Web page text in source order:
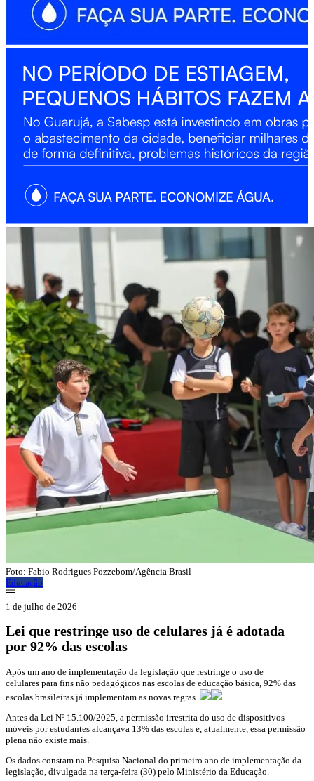
Foto: Fabio Rodrigues Pozzebom/Agência Brasil
Educação
1 de julho de 2026
Lei que restringe uso de celulares já é adotada
por 92% das escolas
Após um ano de implementação da legislação que restringe o uso de
celulares para fins não pedagógicos nas escolas de educação básica, 92% das
escolas brasileiras já implementam as novas regras.
Antes da Lei Nº 15.100/2025, a permissão irrestrita do uso de dispositivos
móveis por estudantes alcançava 13% das escolas e, atualmente, essa permissão
plena não existe mais.
Os dados constam na Pesquisa Nacional do primeiro ano de implementação da
legislação, divulgada na terça-feira (30) pelo Ministério da Educação.